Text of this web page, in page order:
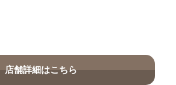
店舗詳細はこちら